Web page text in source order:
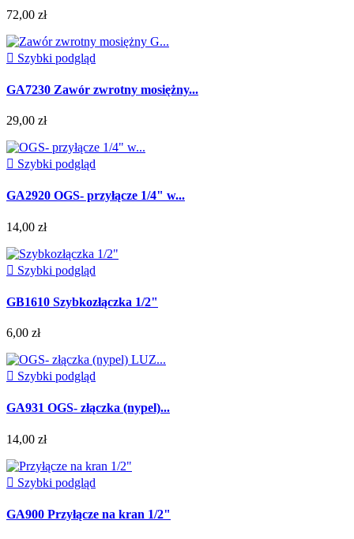
72,00 zł
 Szybki podgląd
GA7230 Zawór zwrotny mosiężny...
29,00 zł
 Szybki podgląd
GA2920 OGS- przyłącze 1/4" w...
14,00 zł
 Szybki podgląd
GB1610 Szybkozłączka 1/2"
6,00 zł
 Szybki podgląd
GA931 OGS- złączka (nypel)...
14,00 zł
 Szybki podgląd
GA900 Przyłącze na kran 1/2"